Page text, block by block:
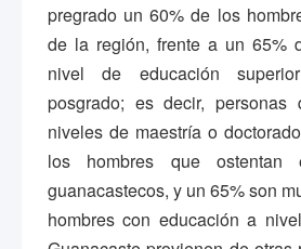
pregrado un 60% de los
de la región, frente a un 65%
nivel de educación
posgrado; es decir, personas
niveles de maestría o
los hombres que ostentan
guanacastecos, y un 65% son
hombres con educación a